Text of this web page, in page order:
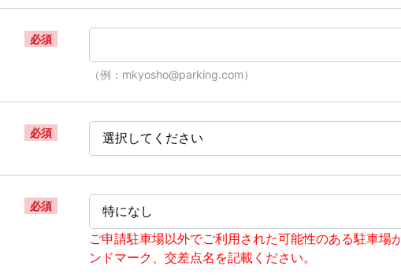
必須
（例：mkyosho@parking.com）
必須
必須
ご申請駐車場以外でご利用された可能性のある駐車場
ンドマーク、交差点名を記載ください。